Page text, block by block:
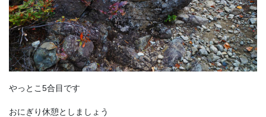
やっとこ5合目です
おにぎり休憩としましょう